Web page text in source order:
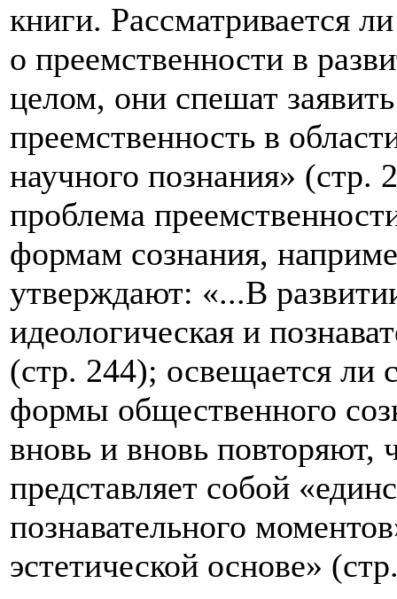
книги. Рассматривается
о преемственности в
целом, они спешат
преемственность в
научного познания» (стр.
проблема
формам сознания,
утверждают: «...В
идеологическая и
(стр. 244); освещается ли
формы общественного
вновь и вновь повторяют,
представляет собой
познавательного
эстетической основе»